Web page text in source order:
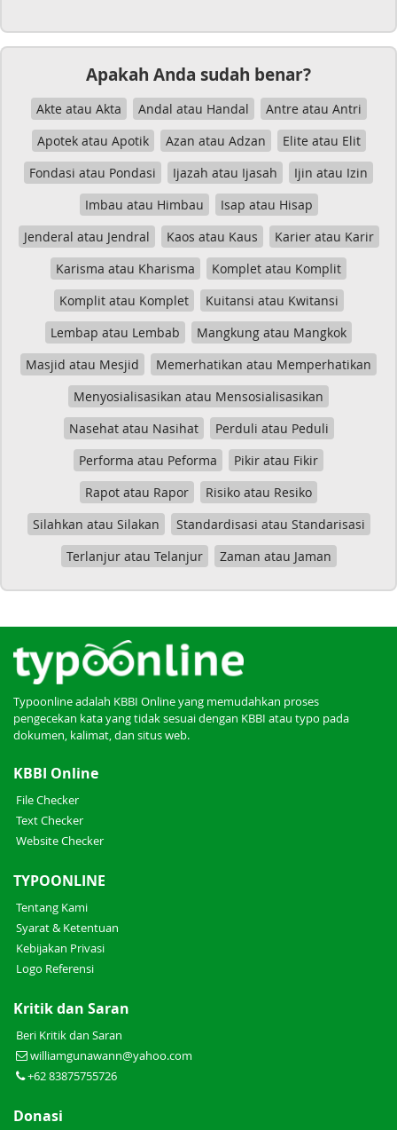
Apakah Anda sudah benar?
Akte atau Akta Andal atau Handal
Antre atau Antri
Apotek atau Apotik
Azan atau Adzan
Elite atau Elit
Fondasi atau Pondasi
Ijazah atau Ijasah
Ijin atau Izin
Imbau atau Himbau
Isap atau Hisap
Jenderal atau Jendral
Kaos atau Kaus
Karier atau Karir
Karisma atau Kharisma
Komplet atau Komplit
Komplit atau Komplet
Kuitansi atau Kwitansi
Lembap atau Lembab
Mangkung atau Mangkok
Masjid atau Mesjid
Memerhatikan atau Memperhatikan
Menyosialisasikan atau Mensosialisasikan
Nasehat atau Nasihat
Perduli atau Peduli
Performa atau Peforma
Pikir atau Fikir
Rapot atau Rapor
Risiko atau Resiko
Silahkan atau Silakan
Standardisasi atau Standarisasi
Terlanjur atau Telanjur
Zaman atau Jaman
Typoonline adalah KBBI Online yang memudahkan proses
pengecekan kata yang tidak sesuai dengan KBBI atau typo pada
dokumen, kalimat, dan situs web.
KBBI Online
File Checker
Text Checker
Website Checker
TYPOONLINE
Tentang Kami
Syarat & Ketentuan
Kebijakan Privasi
Logo Referensi
Kritik dan Saran
Beri Kritik dan Saran
williamgunawann@yahoo.com
+62 83875755726
Donasi